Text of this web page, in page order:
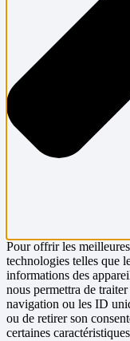
Pour offrir les
technologies telles que
informations des
nous permettra de
navigation ou les ID
ou de retirer son
certaines